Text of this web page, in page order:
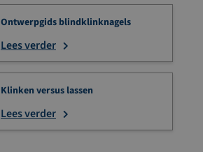
Ontwerpgids blindklinknagels
Lees verder
Klinken versus lassen
Lees verder